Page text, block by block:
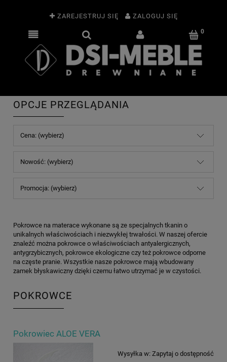
ZAREJESTRUJ SIĘ ZALOGUJ SIĘ
OPCJE PRZEGLĄDANIA
Cena: (wybierz)
Nowość: (wybierz)
Promocja: (wybierz)
Pokrowce na materace wykonane są ze specjalnych tkanin o
unikalnych właściwościach i niezwykłej trwałości. W naszej ofercie
znaleźć można pokrowce o właściwościach antyalergicznych,
antygrzybicznych, pokrowce ekologiczne czy też pokrowce odporne
na częste pranie. Wszystkie nasze pokrowce mają wbudowany
zamek błyskawiczny dzięki czemu łatwo utrzymać je w czystości.
POKROWCE
Pokrowiec ALOE VERA
Wysyłka w: Zapytaj o dostępność